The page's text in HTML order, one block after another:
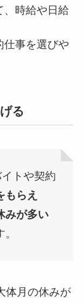
、時給や日給
仕事を選びや
る
トや契約
もらえ
みが多い
体月の休みが